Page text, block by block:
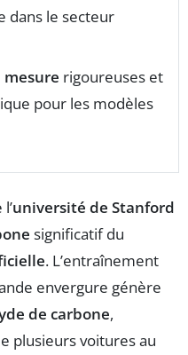
dans le secteur
mesure rigoureuses et
pour les modèles
université de Stanford
significatif du
. L’entraînement
envergure génère
de carbone,
plusieurs voitures au